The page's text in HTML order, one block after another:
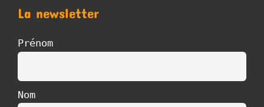
La newsletter
Prénom
Nom